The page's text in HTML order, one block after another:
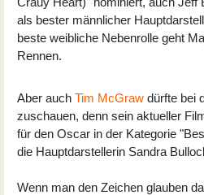
als bester männlicher
beste weibliche Nebenrolle geht
Rennen.
Aber auch Tim McGraw dürfte bei
zuschauen, denn sein aktueller
für den Oscar in der Kategorie
die Hauptdarstellerin Sandra
Wenn man den Zeichen glauben